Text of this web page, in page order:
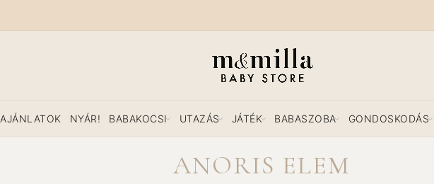
AJÁNLATOK NYÁR! BABAKOCSI UTAZÁS JÁTÉK BABASZOBA GONDOSKODÁS
ANORIS ELEM